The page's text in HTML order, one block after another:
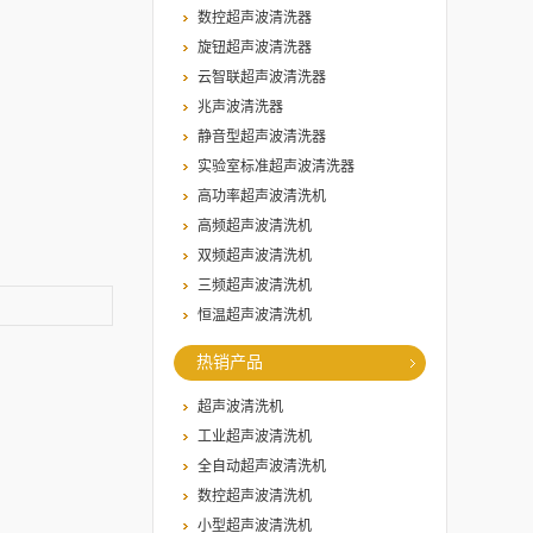
数控超声波清洗器
旋钮超声波清洗器
云智联超声波清洗器
兆声波清洗器
静音型超声波清洗器
实验室标准超声波清洗器
高功率超声波清洗机
高频超声波清洗机
双频超声波清洗机
三频超声波清洗机
恒温超声波清洗机
热销产品
超声波清洗机
工业超声波清洗机
全自动超声波清洗机
数控超声波清洗机
小型超声波清洗机